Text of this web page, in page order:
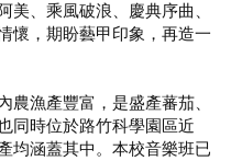
美、乘風破浪、慶典序曲、
懷，期盼藝甲印象，再造一
農漁產豐富，是盛產蕃茄、
同時位於路竹科學園區近
均涵蓋其中。本校音樂班已